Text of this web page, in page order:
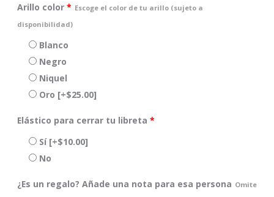
Arillo color * Escoge el color de tu arillo (sujeto a
disponibilidad)
Blanco
Negro
Niquel
Oro [+$25.00]
Elástico para cerrar tu libreta *
Sí [+$10.00]
No
¿Es un regalo? Añade una nota para esa persona Omite